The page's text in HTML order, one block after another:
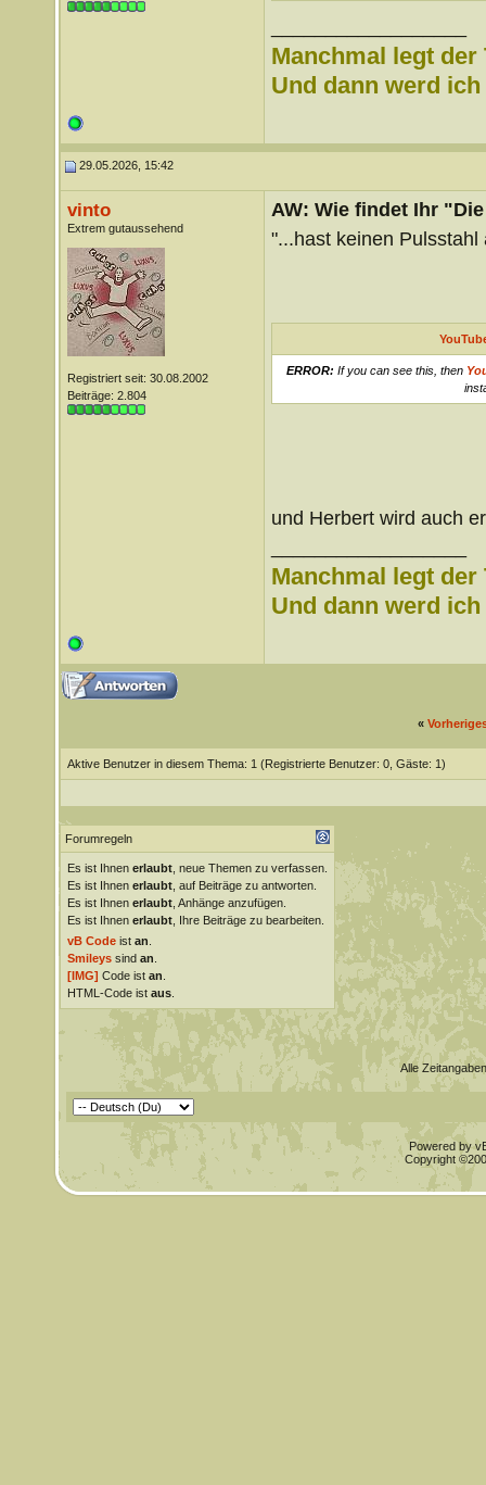
Manchmal legt
Und dann werd
29.05.2026, 15:42
vinto
Extrem gutaussehend
Registriert seit: 30.08.2002
Beiträge: 2.804
AW: Wie findet Ihr
"...hast keinen Pulsstahl
ERROR: If you can see this, then
und Herbert wird auch
Manchmal legt
Und dann werd
«
Aktive Benutzer in diesem Thema: 1 (Registrierte Benutzer: 0, Gäste: 1)
Forumregeln
Es ist Ihnen erlaubt, neue Themen zu verfassen.
Es ist Ihnen erlaubt, auf Beiträge zu antworten.
Es ist Ihnen erlaubt, Anhänge anzufügen.
Es ist Ihnen erlaubt, Ihre Beiträge zu bearbeiten.
vB Codeist an
Smileyssind an
[IMG] Code ist an
HTML-Code ist aus.
Alle
Powered by
Copyright